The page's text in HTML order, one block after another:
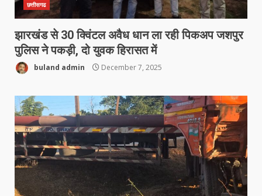
छत्तीसगढ
झारखंड से 30 क्विंटल अवैध धान ला रही पिकअप जशपुर
पुलिस ने पकड़ी, दो युवक हिरासत में
buland admin December 7, 2025